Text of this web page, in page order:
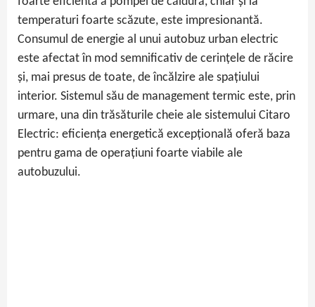
temperaturi foarte scăzute, este impresionantă.
Consumul de energie al unui autobuz urban electric
este afectat în mod semnificativ de cerințele de răcire
și, mai presus de toate, de încălzire ale spațiului
interior. Sistemul său de management termic este, prin
urmare, una din trăsăturile cheie ale sistemului Citaro
Electric: eficiența energetică excepțională oferă baza
pentru gama de operațiuni foarte viabile ale
autobuzului.